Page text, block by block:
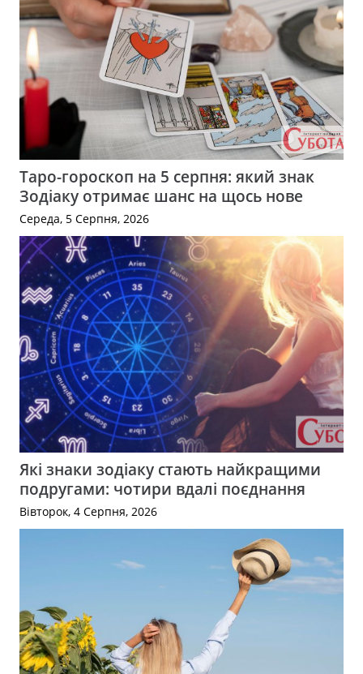
Таро-гороскоп на 5 серпня: який знак
Зодіаку отримає шанс на щось нове
Середа, 5 Серпня, 2026
Які знаки зодіаку стають найкращими
подругами: чотири вдалі поєднання
Вівторок, 4 Серпня, 2026